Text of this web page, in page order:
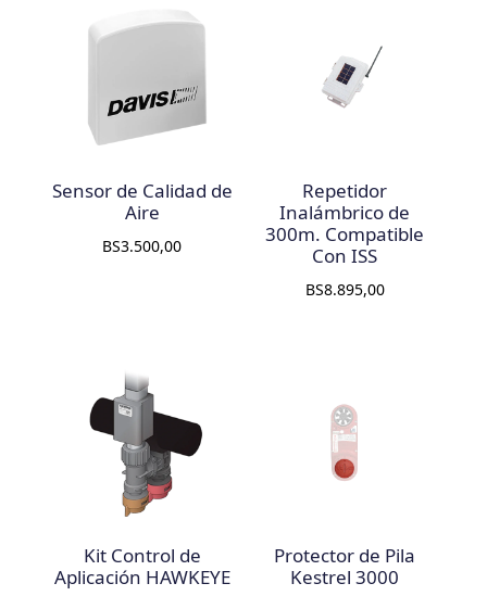
Sensor de Calidad de
Aire
BS3.500,00
Repetidor
Inalámbrico de
300m. Compatible
Con ISS
BS8.895,00
Kit Control de
Aplicación HAWKEYE
Protector de Pila
Kestrel 3000